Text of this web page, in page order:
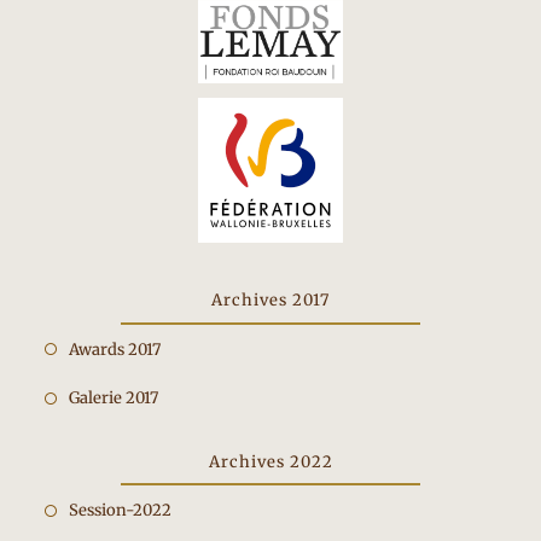
Archives 2017
Awards 2017Opent
Galerie 2017Opent
nieuwe
tab
Archives 2022
Session-2022